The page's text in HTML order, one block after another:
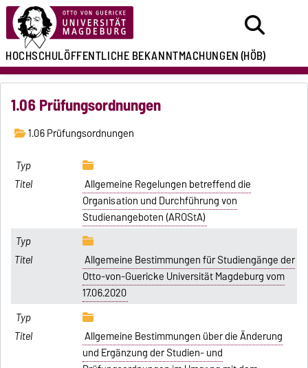
HOCHSCHULÖFFENTLICHEBEKANNTMACHUNGEN(HÖB)
1.06 Prüfungsordnungen
1.06 Prüfungsordnungen
Allgemeine Regelungen betreffend die
Organisation und Durchführung von
Studienangeboten (AROStA)
Allgemeine Bestimmungen für Studiengänge der
Otto-von-Guericke Universität Magdeburg vom
17.06.2020
Allgemeine Bestimmungen über die Änderung
und Ergänzung der Studien- und